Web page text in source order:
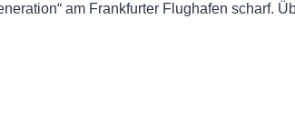
am Frankfurter Flughafen scharf.